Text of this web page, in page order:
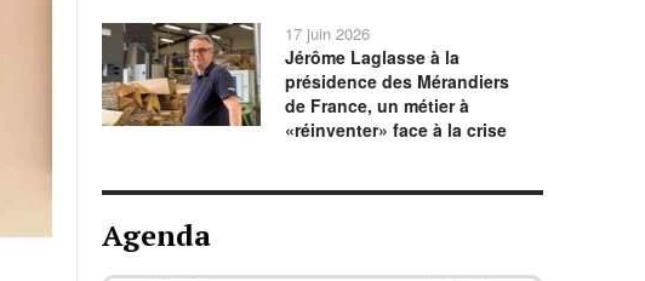
17 juin 2026
Jérôme Laglasse à la
présidence des Mérandiers
de France, un métier à
«réinventer» face à la crise
Agenda